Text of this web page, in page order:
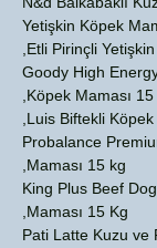
Yetişkin Köpek
Etli Pirinçli
Goody High
Köpek Maması 15
Luis Biftekli Köpek
Probalance
Maması 15 kg,
King Plus Beef
Maması 15 Kg,
Pati Latte Kuzu ve